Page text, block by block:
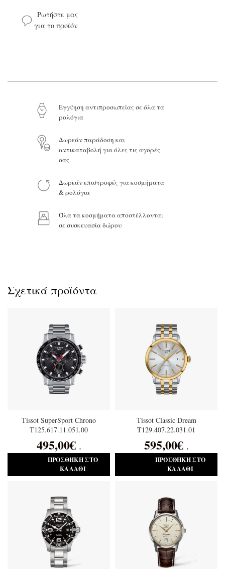
Ρωτήστε μας
για το προϊόν
Eγγύηση αντιπροσωπείας σε όλα τα
ρολόγια
Δωρεάν παράδοση και
αντικαταβολή για όλες τις αγορές
σας.
Δωρεάν επιστροφές για κοσμήματα
& ρολόγια
Όλα τα κοσμήματα αποστέλλονται
σε συσκευασία δώρου
Σχετικά προϊόντα
Tissot SuperSport Chrono
T125.617.11.051.00
495,00€ .
ΠΡΟΣΘΉΚΗ ΣΤΟ
ΚΑΛΆΘΙ
Tissot Classic Dream
T129.407.22.031.01
595,00€ .
ΠΡΟΣΘΉΚΗ ΣΤΟ
ΚΑΛΆΘΙ